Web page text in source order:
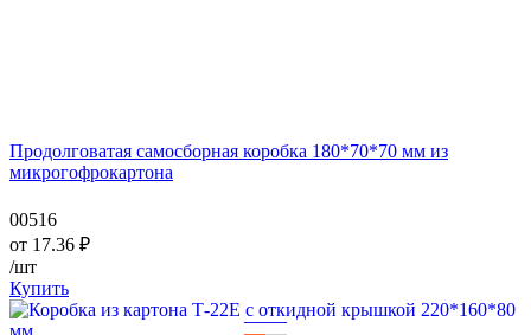
Продолговатая самосборная коробка 180*70*70 мм из
микрогофрокартона
00516
от 17.36 ₽
/шт
Купить
——